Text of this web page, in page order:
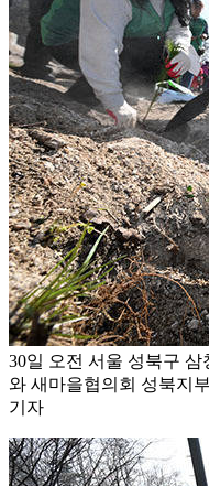
30일 오전 서울 성북구
와 새마을협의회 성북지
기자